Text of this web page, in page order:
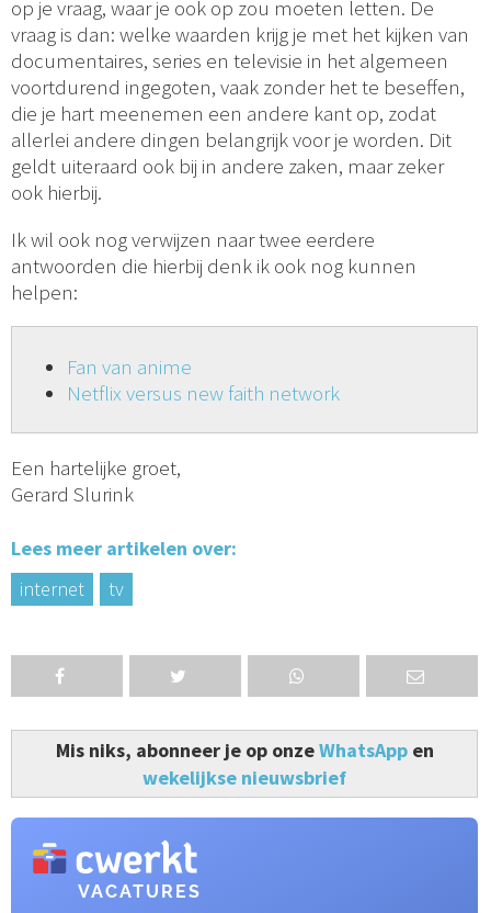
op je vraag, waar je ook op zou moeten letten. De
vraag is dan: welke waarden krijg je met het kijken van
documentaires, series en televisie in het algemeen
voortdurend ingegoten, vaak zonder het te beseffen,
die je hart meenemen een andere kant op, zodat
allerlei andere dingen belangrijk voor je worden. Dit
geldt uiteraard ook bij in andere zaken, maar zeker
ook hierbij.
Ik wil ook nog verwijzen naar twee eerdere
antwoorden die hierbij denk ik ook nog kunnen
helpen:
Fan van anime
Netflix versus new faith network
Een hartelijke groet,
Gerard Slurink
Lees meer artikelen over:
internet
tv
Mis niks, abonneer je op onzeWhatsAppen
wekelijkse nieuwsbrief